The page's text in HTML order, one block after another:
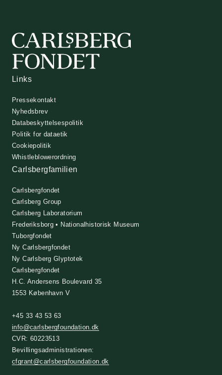
Links
Pressekontakt
Nyhedsbrev
Databeskyttelsespolitik
Politik for dataetik
Cookiepolitik
Whistleblowerordning
Carlsbergfamilien
Carlsbergfondet
Carlsberg Group
Carlsberg Laboratorium
Frederiksborg • Nationalhistorisk Museum
Tuborgfondet
Ny Carlsbergfondet
Ny Carlsberg Glyptotek
Carlsbergfondet
H.C. Andersens Boulevard 35
1553 København V
+45 33 43 53 63
info@carlsbergfoundation.dk
CVR: 60223513
Bevillingsadministrationen:
cfgrant@carlsbergfoundation.dk